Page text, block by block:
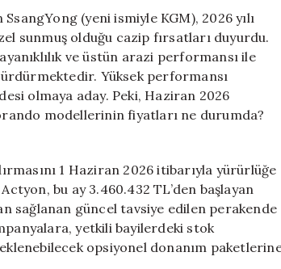
Torres,
Musso
Grand
ve
Korando
Modelleri
için
(yeni ismiyle KGM), 2026 yılı
sunmuş olduğu cazip fırsatları duyurdu.
ve üstün arazi performansı ile
Yüksek performansı
olmaya aday. Peki, Haziran 2026
modellerinin fiyatları ne durumda?
1 Haziran 2026 itibarıyla yürürlüğe
bu ay 3.460.432 TL’den başlayan
sağlanan güncel tavsiye edilen perakende
yetkili bayilerdeki stok
opsiyonel donanım